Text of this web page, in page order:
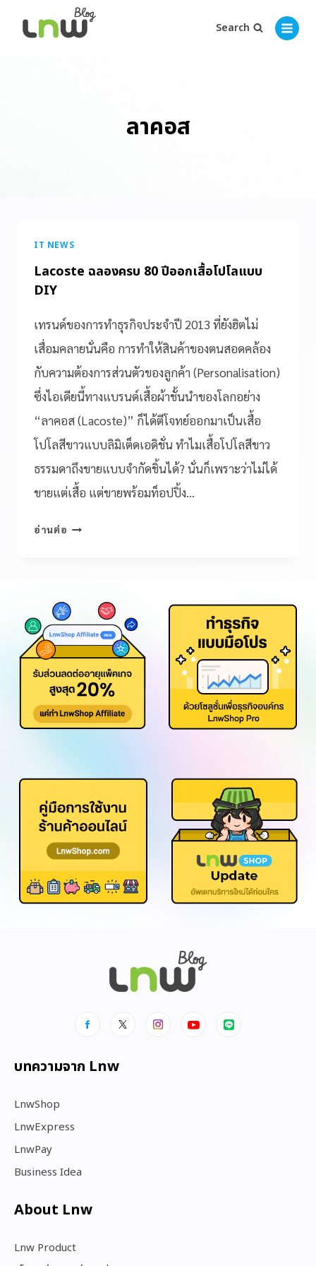
Search
ลาคอส
IT NEWS
Lacoste ฉลองครบ 80 ปีออกเสื้อโปโลแบบ
DIY
เทรนด์ของการทำธุรกิจประจำปี 2013 ที่ยังฮิตไม่
เสื่อมคลายนั่นคือ การทำให้สินค้าของตนสอดคล้อง
กับความต้องการส่วนตัวของลูกค้า (Personalisation)
ซึ่งไอเดียนี้ทางแบรนด์เสื้อผ้าชั้นนำของโลกอย่าง
“ลาคอส (Lacoste)” ก็ได้ตีโจทย์ออกมาเป็นเสื้อ
โปโลสีขาวแบบลิมิเต็ดเอดิชั่น ทำไมเสื้อโปโลสีขาว
ธรรมดาถึงขายแบบจำกัดชิ้นได้? นั่นก็เพราะว่าไม่ได้
ขายแต่เสื้อ แต่ขายพร้อมท็อปปิ้ง…
อ่านต่อ
บทความจาก Lnw
LnwShop
LnwExpress
LnwPay
Business Idea
About Lnw​
Lnw Product